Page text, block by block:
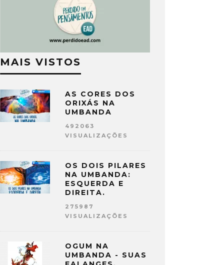
MAIS VISTOS
AS CORES DOS
ORIXÁS NA
UMBANDA
492063
VISUALIZAÇÕES
OS DOIS PILARES
NA UMBANDA:
ESQUERDA E
DIREITA.
275987
VISUALIZAÇÕES
OGUM NA
UMBANDA - SUAS